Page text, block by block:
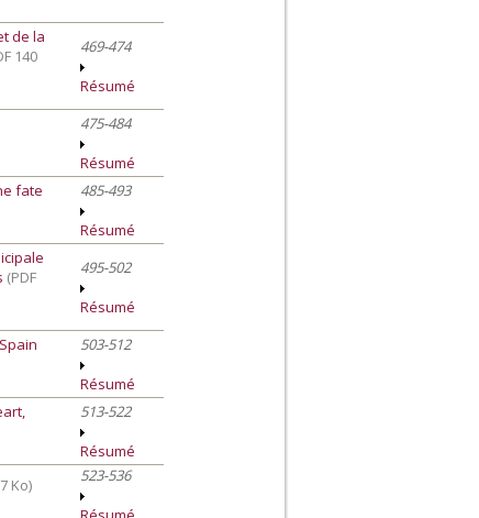
de la
140
469-474
Résumé
475-484
Résumé
fate
485-493
Résumé
(PDF
495-502
Résumé
503-512
Résumé
513-522
Résumé
Ko)
523-536